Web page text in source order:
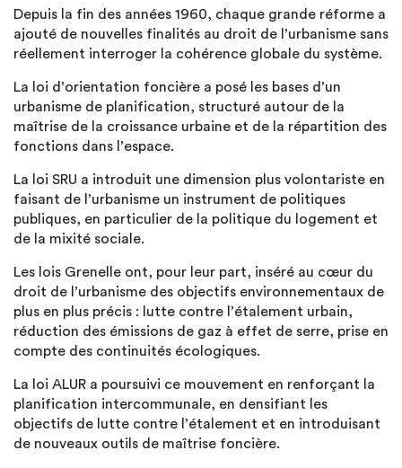
Depuis la fin des années 1960, chaque grande réforme a
ajouté de nouvelles finalités au droit de l’urbanisme sans
réellement interroger la cohérence globale du système.
La loi d’orientation foncière a posé les bases d’un
urbanisme de planification, structuré autour de la
maîtrise de la croissance urbaine et de la répartition des
fonctions dans l’espace.
La loi SRU a introduit une dimension plus volontariste en
faisant de l’urbanisme un instrument de politiques
publiques, en particulier de la politique du logement et
de la mixité sociale.
Les lois Grenelle ont, pour leur part, inséré au cœur du
droit de l’urbanisme des objectifs environnementaux de
plus en plus précis : lutte contre l’étalement urbain,
réduction des émissions de gaz à effet de serre, prise en
compte des continuités écologiques.
La loi ALUR a poursuivi ce mouvement en renforçant la
planification intercommunale, en densifiant les
objectifs de lutte contre l’étalement et en introduisant
de nouveaux outils de maîtrise foncière.